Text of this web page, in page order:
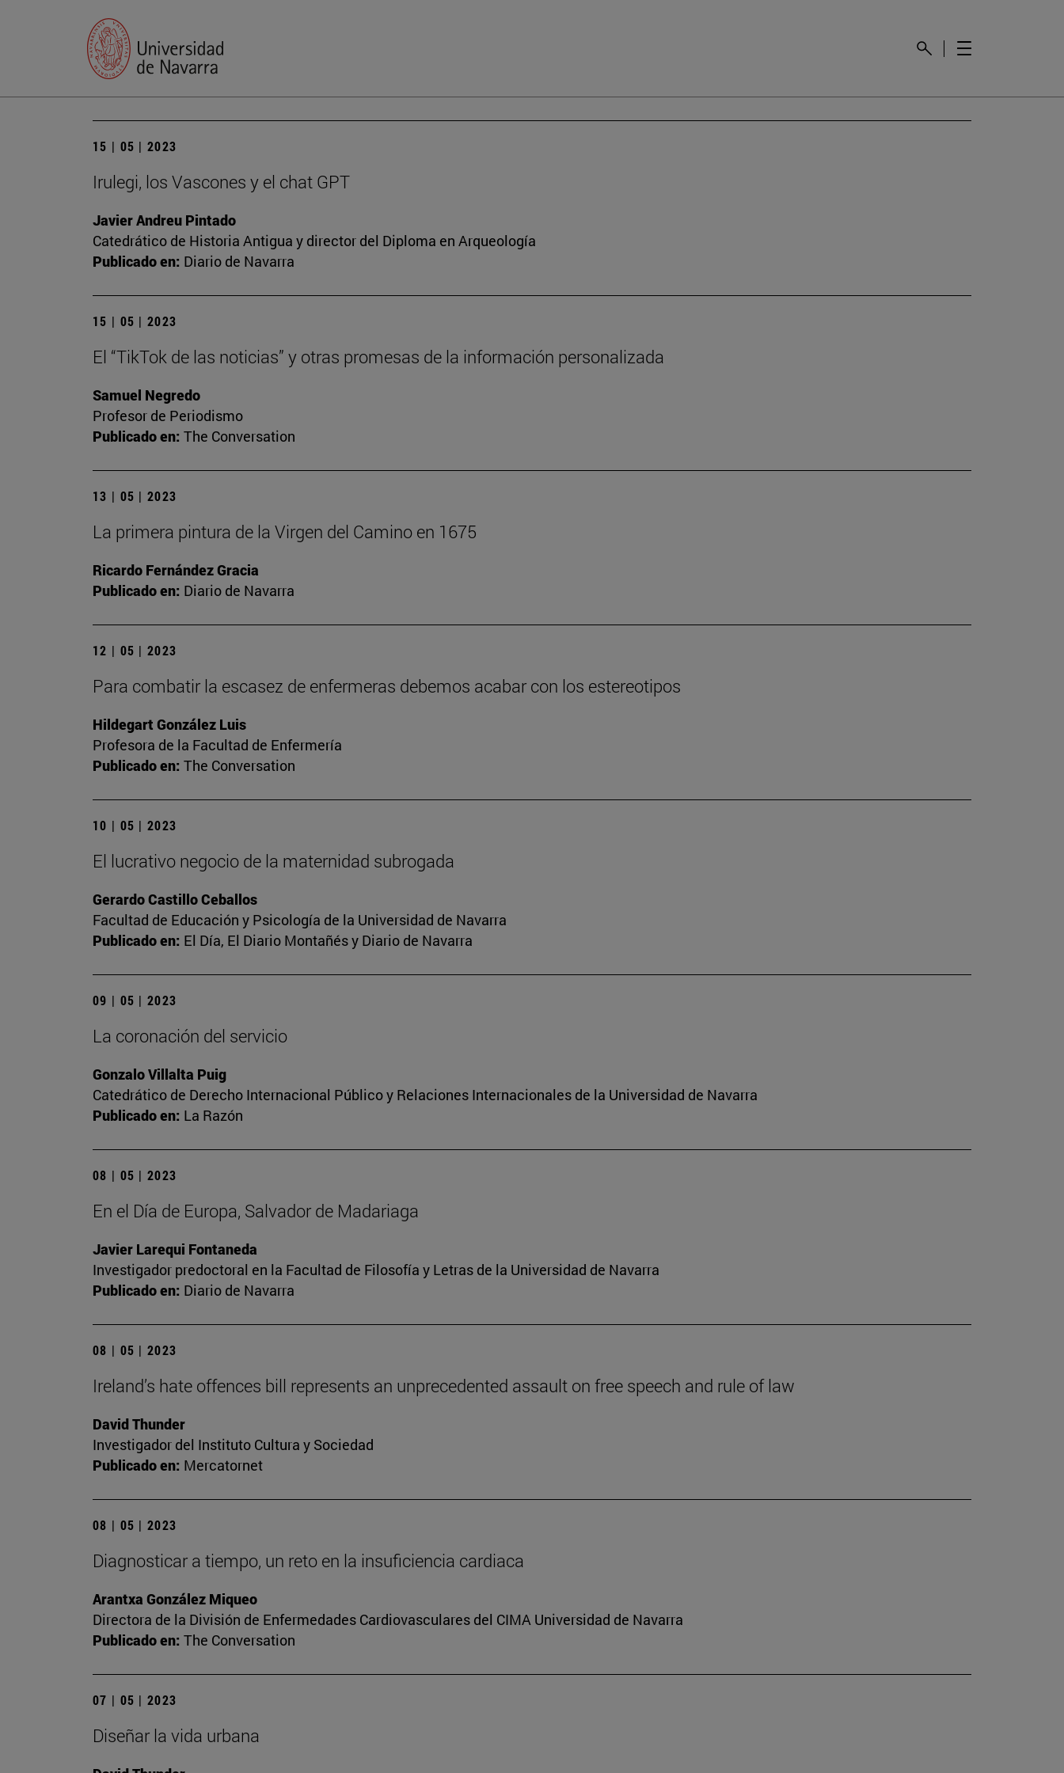
15 | 05 | 2023
Irulegi, los Vascones y el chat GPT
Javier Andreu Pintado
Catedrático de Historia Antigua y director del Diploma en Arqueología
Publicado en: Diario de Navarra
15 | 05 | 2023
El “TikTok de las noticias” y otras promesas de la información personalizada
Samuel Negredo
Profesor de Periodismo
Publicado en: The Conversation
13 | 05 | 2023
La primera pintura de la Virgen del Camino en 1675
Ricardo Fernández Gracia
Publicado en: Diario de Navarra
12 | 05 | 2023
Para combatir la escasez de enfermeras debemos acabar con los estereotipos
Hildegart González Luis
Profesora de la Facultad de Enfermería
Publicado en: The Conversation
10 | 05 | 2023
El lucrativo negocio de la maternidad subrogada
Gerardo Castillo Ceballos
Facultad de Educación y Psicología de la Universidad de Navarra
Publicado en: El Día, El Diario Montañés y Diario de Navarra
09 | 05 | 2023
La coronación del servicio
Gonzalo Villalta Puig
Catedrático de Derecho Internacional Público y Relaciones Internacionales de la Universidad de Navarra
Publicado en: La Razón
08 | 05 | 2023
En el Día de Europa, Salvador de Madariaga
Javier Larequi Fontaneda
Investigador predoctoral en la Facultad de Filosofía y Letras de la Universidad de Navarra
Publicado en: Diario de Navarra
08 | 05 | 2023
Ireland’s hate offences bill represents an unprecedented assault on free speech and rule of law
David Thunder
Investigador del Instituto Cultura y Sociedad
Publicado en: Mercatornet
08 | 05 | 2023
Diagnosticar a tiempo, un reto en la insuficiencia cardiaca
Arantxa González Miqueo
Directora de la División de Enfermedades Cardiovasculares del CIMA Universidad de Navarra
Publicado en: The Conversation
07 | 05 | 2023
Diseñar la vida urbana